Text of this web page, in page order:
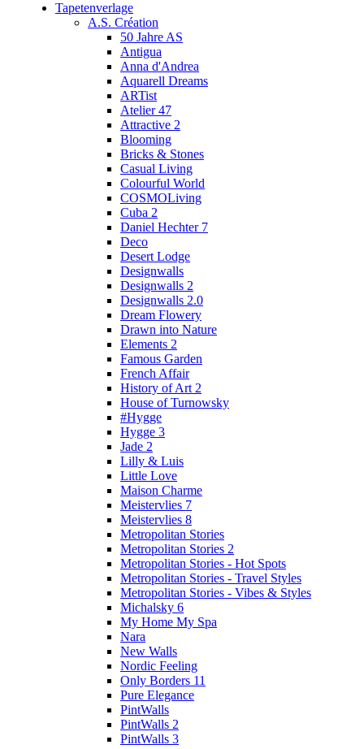
Tapetenverlage
A.S. Création
50 Jahre AS
Antigua
Anna d'Andrea
Aquarell Dreams
ARTist
Atelier 47
Attractive 2
Blooming
Bricks & Stones
Casual Living
Colourful World
COSMOLiving
Cuba 2
Daniel Hechter 7
Deco
Desert Lodge
Designwalls
Designwalls 2
Designwalls 2.0
Dream Flowery
Drawn into Nature
Elements 2
Famous Garden
French Affair
History of Art 2
House of Turnowsky
#Hygge
Hygge 3
Jade 2
Lilly & Luis
Little Love
Maison Charme
Meistervlies 7
Meistervlies 8
Metropolitan Stories
Metropolitan Stories 2
Metropolitan Stories - Hot Spots
Metropolitan Stories - Travel Styles
Metropolitan Stories - Vibes & Styles
Michalsky 6
My Home My Spa
Nara
New Walls
Nordic Feeling
Only Borders 11
Pure Elegance
PintWalls
PintWalls 2
PintWalls 3